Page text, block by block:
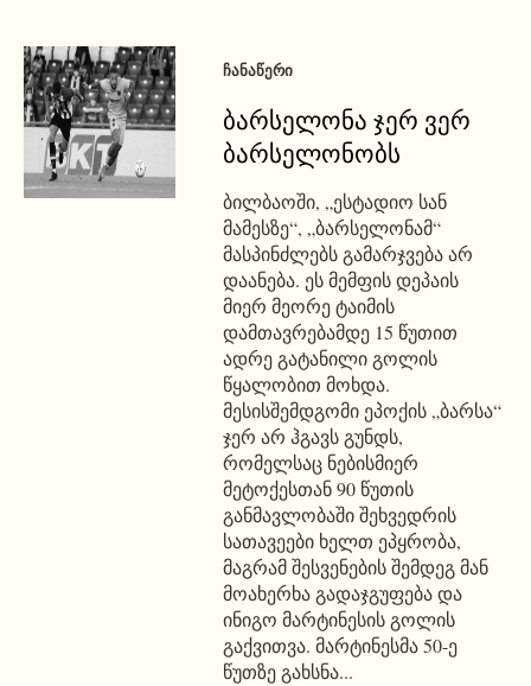
ᲩᲐᲜᲐᲬᲔᲠᲘ
ბარსელონა ჯერ ვერ
ბარსელონობს
ბილბაოში, „ესტადიო სან
მამესზე“, „ბარსელონამ“
მასპინძლებს გამარჯვება არ
დაანება. ეს მემფის დეპაის
მიერ მეორე ტაიმის
დამთავრებამდე 15 წუთით
ადრე გატანილი გოლის
წყალობით მოხდა.
მესისშემდგომი ეპოქის „ბარსა“
ჯერ არ ჰგავს გუნდს,
რომელსაც ნებისმიერ
მეტოქესთან 90 წუთის
განმავლობაში შეხვედრის
სათავეები ხელთ ეპყრობა,
მაგრამ შესვენების შემდეგ მან
მოახერხა გადაჯგუფება და
ინიგო მარტინესის გოლის
გაქვითვა. მარტინესმა 50-ე
წუთზე გახსნა...